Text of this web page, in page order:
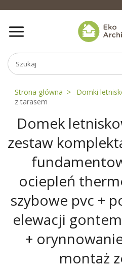
Strona główna Domki
z tarasem
Domek
zestaw
ociepleń
szybowe pvc +
elewacji
+
montaż